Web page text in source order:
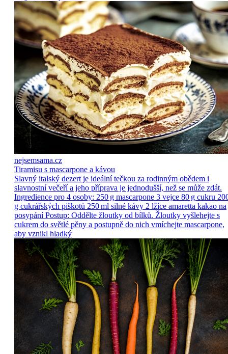
nejsemsama.cz
Tiramisu s mascarpone a kávou
Slavný italský dezert je ideální tečkou za rodinným obědem i
slavnostní večeří a jeho příprava je jednodušší, než se může zdát.
Ingredience pro 4 osoby: 250 g mascarpone 3 vejce 80 g cukru
g cukrářských piškotů 250 ml silné kávy 2 lžíce amaretta kakao na
posypání Postup: Oddělte žloutky od bílků. Žloutky vyšlehejte s
cukrem do světlé pěny a postupně do nich vmíchejte mascarpone,
aby vznikl hladký